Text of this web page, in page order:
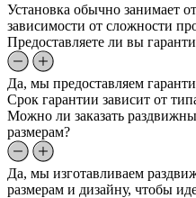
Установка обычно занимает
зависимости от сложности
Предоставляете ли вы
Да, мы предоставляем
Срок гарантии зависит от
Можно ли заказать
размерам?
Да, мы изготавливаем
размерам и дизайну, чтобы